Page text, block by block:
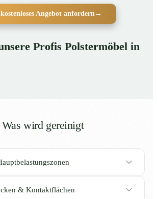
Angebot anfordern→
Profis Polstermöbel in
Was wird gereinigt
& Kontaktflächen